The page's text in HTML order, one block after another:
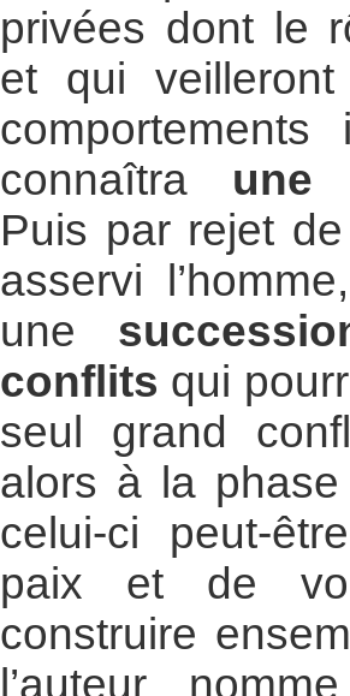
privées dont le
et qui
comportements
connaîtra une
Puis par rejet
asservi
une
conflits qui
seul grand
alors à la
celui-ci peut-
paix et de
construire
l’auteur